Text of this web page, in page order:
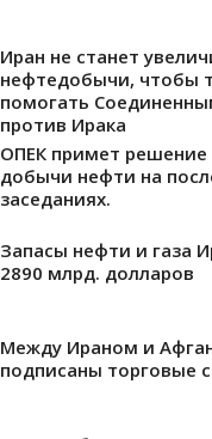
Иран не станет
нефтедобычи, чтобы
помогать
против Ирака
ОПЕК примет решение
добычи нефти на
заседаниях.
Запасы нефти и газа
2890 млрд. долларов
Между Ираном и
подписаны торговые